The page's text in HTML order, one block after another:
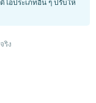
อประเภทอื่น ๆ ปรับให้
ริง